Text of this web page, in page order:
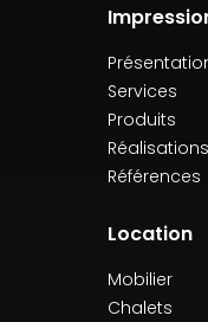
Services
Produits
Réalisations
Références
Location
Mobilier
Chalets